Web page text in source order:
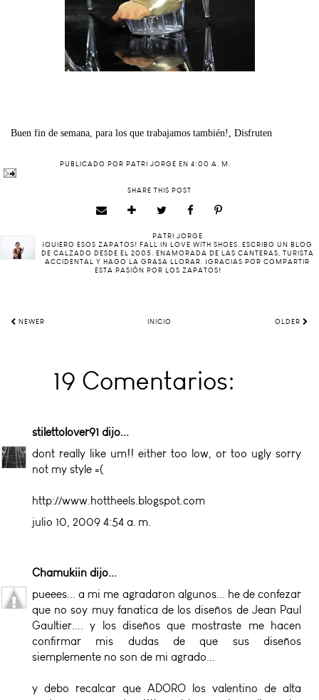
Buen fin de semana, para los que trabajamos también!, Disfruten
PUBLICADO POR PATRI JORGE EN 4:00 A. M.
SHARE THIS POST
PATRI JORGE
¡QUIERO ESOS ZAPATOS! FALL IN LOVE WITH SHOES. ESCRIBO UN BLOG
DE CALZADO DESDE EL 2005. ENAMORADA DE LAS CANTERAS, TURISTA
ACCIDENTAL Y HAGO LA GRASA LLORAR. ¡GRACIAS POR COMPARTIR
ESTA PASIÓN POR LOS ZAPATOS!
NEWER INICIO OLDER
19 Comentarios:
stilettolover91 dijo...
dont really like um!! either too low, or too ugly sorry
not my style =(
http://www.hottheels.blogspot.com
julio 10, 2009 4:54 a. m.
Chamukiin dijo...
pueees... a mi me agradaron algunos... he de confezar
que no soy muy fanatica de los diseños de Jean Paul
Gaultier.... y los diseños que mostraste me hacen
confirmar mis dudas de que sus diseños
siemplemente no son de mi agrado...
y debo recalcar que ADORO los valentino de alta